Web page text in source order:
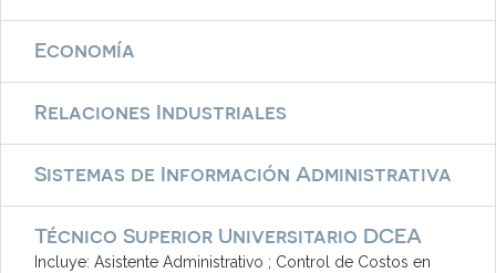
Economía
Relaciones Industriales
Sistemas de Información Administrativa
Técnico Superior Universitario DCEA
Incluye: Asistente Administrativo ; Control de Costos en